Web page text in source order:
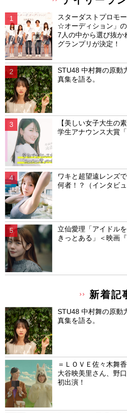
スターダストプロモ
☆オーディション」
7人の中から選び抜か
グランプリが決定！
STU48 中村舞の原動
真集を語る。
【美しい女子大生の
学生アナウンス大賞
ワキと超望遠レンズ
何者！？（インタビュ
立仙愛理「アイドル
きっとある」＜映画
新着記
STU48 中村舞の原動
真集を語る。
＝ＬＯＶＥ佐々木舞
大谷映美里さん、野
初出演！